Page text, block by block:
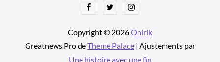
FacebookTwitterInstagram
Copyright © 2026Onirik
Greatnews Pro deTheme Palace| Ajustements par
Une histoire avec une fin